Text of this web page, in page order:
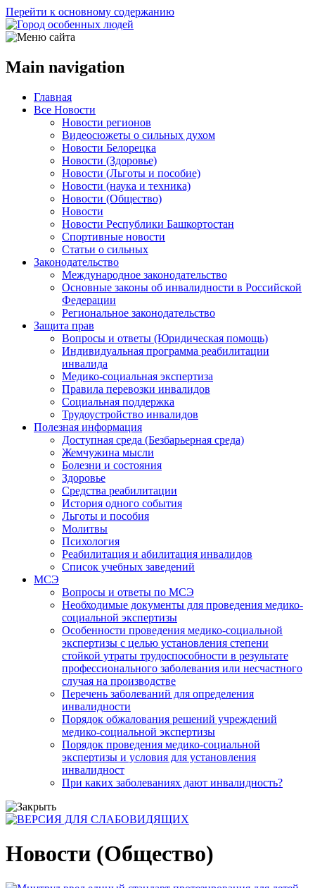
Перейти к основному содержанию
Main navigation
Главная
Все Новости
Новости регионов
Видеосюжеты о сильных духом
Новости Белорецка
Новости (Здоровье)
Новости (Льготы и пособие)
Новости (наука и техника)
Новости (Общество)
Новости
Новости Республики Башкортостан
Спортивные новости
Статьи о сильных
Законодательство
Международное законодательство
Основные законы об инвалидности в Российской
Федерации
Региональное законодательство
Защита прав
Вопросы и ответы (Юридическая помощь)
Индивидуальная программа реабилитации
инвалида
Медико-социальная экспертиза
Правила перевозки инвалидов
Социальная поддержка
Трудоустройство инвалидов
Полезная информация
Доступная среда (Безбарьерная среда)
Жемчужина мысли
Болезни и состояния
Здоровье
Средства реабилитации
История одного события
Льготы и пособия
Молитвы
Психология
Реабилитация и абилитация инвалидов
Список учебных заведений
МСЭ
Вопросы и ответы по МСЭ
Необходимые документы для проведения медико-
социальной экспертизы
Особенности проведения медико-социальной
экспертизы с целью установления степени
стойкой утраты трудоспособности в результате
профессионального заболевания или несчастного
случая на производстве
Перечень заболеваний для определения
инвалидности
Порядок обжалования решений учреждений
медико-социальной экспертизы
Порядок проведения медико-социальной
экспертизы и условия для установления
инвалидност
При каких заболеваниях дают инвалидность?
Новости (Общество)